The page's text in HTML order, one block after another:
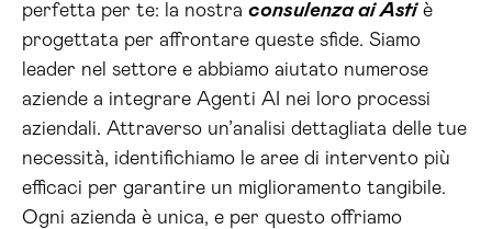
perfetta per te: la nostra consulenza ai Astiè
progettata per affrontare queste sfide. Siamo
leader nel settore e abbiamo aiutato numerose
aziende a integrare Agenti AI nei loro processi
aziendali. Attraverso un’analisi dettagliata delle tue
necessità, identifichiamo le aree di intervento più
efficaci per garantire un miglioramento tangibile.
Ogni azienda è unica, e per questo offriamo